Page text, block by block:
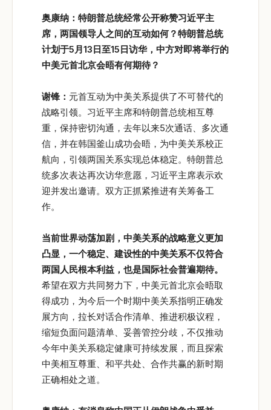
奥康纳：特朗普总统经常公开称赞习近平主
席，两国领导人之间的互动如何？特朗普总统
计划于5月13日至15日访华，中方对即将举行的
中美元首北京会晤有何期待？
谢锋： 元首互动为中美关系提供了不可替代的
战略引领。习近平主席和特朗普总统相互尊
重，保持密切沟通，去年以来5次通话、多次通
信，并在韩国釜山成功会晤，为中美关系校正
航向，引领两国关系实现总体稳定。特朗普总
统多次表达再次访华意愿，习近平主席表示欢
迎并发出邀请。双方正抓紧推进有关筹备工
作。
当前世界动荡加剧，中美关系的战略意义更加
凸显，一个稳定、建设性的中美关系不仅符合
两国人民根本利益，也是国际社会普遍期待。
希望在双方共同努力下，中美元首北京会晤取
得成功，为今后一个时期中美关系指明正确发
展方向，拉长对话合作清单、推进积极议程，
缩短负面问题清单、妥善管控分歧，不仅推动
今年中美关系稳定健康可持续发展，而且探索
中美相互尊重、和平共处、合作共赢的新时期
正确相处之道。